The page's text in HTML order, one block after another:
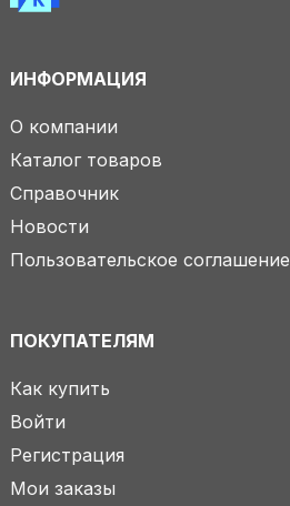
ИНФОРМАЦИЯ
О компании
Каталог товаров
Справочник
Новости
Пользовательское соглашение
ПОКУПАТЕЛЯМ
Как купить
Войти
Регистрация
Мои заказы